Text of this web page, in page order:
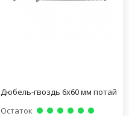
Дюбель-гвоздь 6х60 мм потай
Остаток